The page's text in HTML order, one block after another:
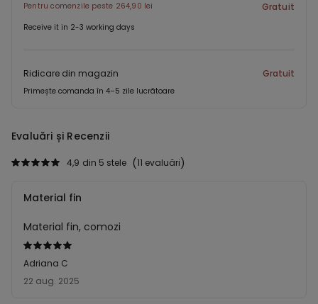
Pentru comenzile peste 264,90 lei Gratuit
Receive it in 2-3 working days
Ridicare din magazin Gratuit
Primește comanda în 4–5 zile lucrătoare
Evaluări și Recenzii
11 evaluări
4,9 din 5 stele
Evaluat
5
din
22 aug. 2025
Adriana C
Material fin
Material fin, comozi